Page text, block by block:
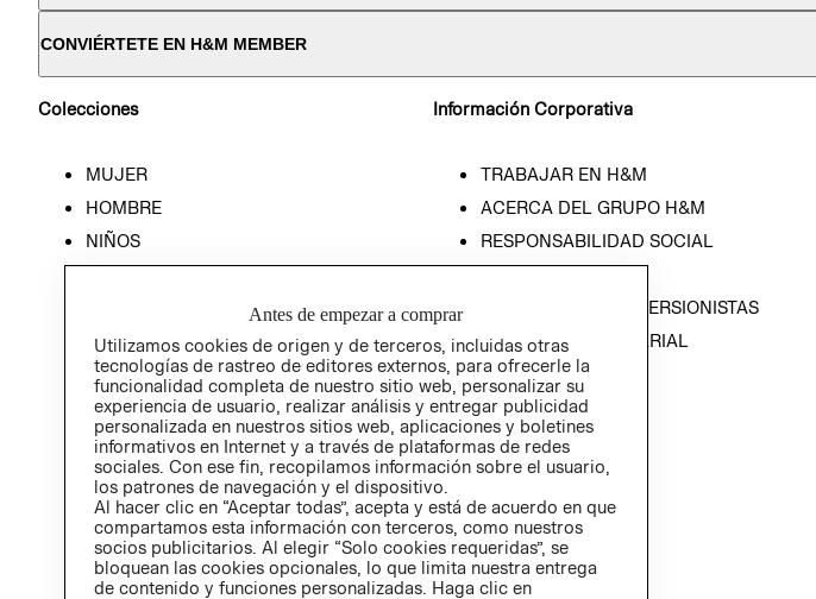
CONVIÉRTETE EN H&M MEMBER
Colecciones
MUJER
HOMBRE
NIÑOS
Información Corporativa
TRABAJAR EN H&M
ACERCA DEL GRUPO H&M
RESPONSABILIDAD SOCIAL
RELACIÓN CON INVERSIONISTAS
POLÍTICA EMPRESARIAL
Antes de empezar a comprar
Utilizamos cookies de origen y de terceros, incluidas otras
tecnologías de rastreo de editores externos, para ofrecerle la
funcionalidad completa de nuestro sitio web, personalizar su
experiencia de usuario, realizar análisis y entregar publicidad
personalizada en nuestros sitios web, aplicaciones y boletines
informativos en Internet y a través de plataformas de redes
sociales. Con ese fin, recopilamos información sobre el usuario,
los patrones de navegación y el dispositivo.
Al hacer clic en “Aceptar todas”, acepta y está de acuerdo en que
compartamos esta información con terceros, como nuestros
socios publicitarios. Al elegir “Solo cookies requeridas”, se
bloquean las cookies opcionales, lo que limita nuestra entrega
de contenido y funciones personalizadas. Haga clic en